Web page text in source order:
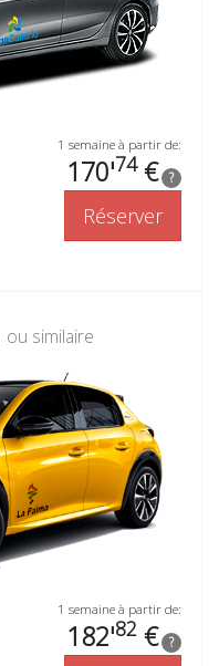
1 semaine à partir de:
170'74€ ?
Réserver
ou similaire
1 semaine à partir de:
182'82 € ?